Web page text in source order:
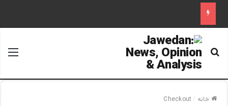
جستجو برای
خانه /
Checkout